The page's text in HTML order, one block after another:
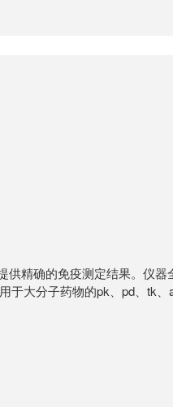
精确的免疫测定结果。仪
大分子药物的pk、pd、tk、